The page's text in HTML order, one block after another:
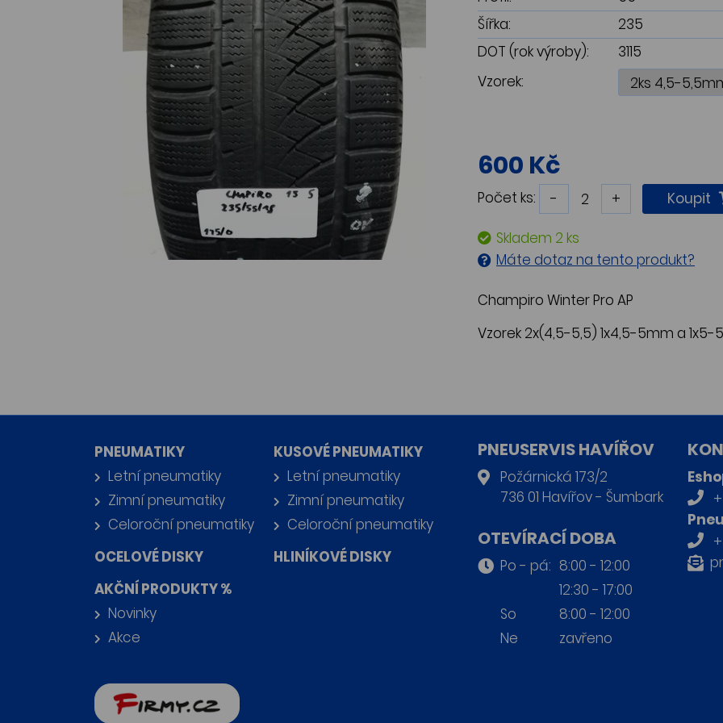
Šířka:
235
DOT (rok výroby):
3115
Vzorek:
600 Kč
Počet ks: - + Koupit
Skladem 2 ks
Máte dotaz na tento produkt?
Champiro Winter Pro AP
Vzorek 2x(4,5-5,5) 1x4,5-5mm a 1x5-
PNEUMATIKY
Letní pneumatiky
Zimní pneumatiky
Celoroční pneumatiky
KUSOVÉ PNEUMATIKY
Letní pneumatiky
Zimní pneumatiky
Celoroční pneumatiky
OCELOVÉ DISKY
HLINÍKOVÉ DISKY
AKČNÍ PRODUKTY %
Novinky
Akce
PNEUSERVIS HAVÍŘOV
Požárnická 173/2
736 01 Havířov - Šumbark
OTEVÍRACÍ DOBA
Po - pá: 8:00 - 12:00
12:30 - 17:00
So
8:00 - 12:00
Ne
zavřeno
firmy.cz